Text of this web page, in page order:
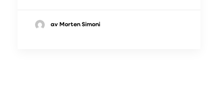
av Morten Simoni